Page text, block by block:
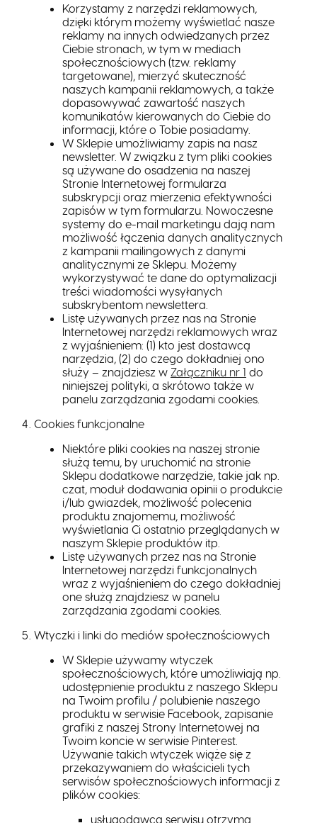
Korzystamy z narzędzi reklamowych,
dzięki którym możemy wyświetlać nasze
reklamy na innych odwiedzanych przez
Ciebie stronach, w tym w mediach
społecznościowych (tzw. reklamy
targetowane), mierzyć skuteczność
naszych kampanii reklamowych, a także
dopasowywać zawartość naszych
komunikatów kierowanych do Ciebie do
informacji, które o Tobie posiadamy.
W Sklepie umożliwiamy zapis na nasz
newsletter. W związku z tym pliki cookies
są używane do osadzenia na naszej
Stronie Internetowej formularza
subskrypcji oraz mierzenia efektywności
zapisów w tym formularzu. Nowoczesne
systemy do e-mail marketingu dają nam
możliwość łączenia danych analitycznych
z kampanii mailingowych z danymi
analitycznymi ze Sklepu. Możemy
wykorzystywać te dane do optymalizacji
treści wiadomości wysyłanych
subskrybentom newslettera.
Listę używanych przez nas na Stronie
Internetowej narzędzi reklamowych wraz
z wyjaśnieniem: (1) kto jest dostawcą
narzędzia, (2) do czego dokładniej ono
służy – znajdziesz w Załączniku nr 1 do
niniejszej polityki, a skrótowo także w
panelu zarządzania zgodami cookies.
Cookies funkcjonalne
Niektóre pliki cookies na naszej stronie
służą temu, by uruchomić na stronie
Sklepu dodatkowe narzędzie, takie jak np.
czat, moduł dodawania opinii o produkcie
i/lub gwiazdek, możliwość polecenia
produktu znajomemu, możliwość
wyświetlania Ci ostatnio przeglądanych w
naszym Sklepie produktów itp.
Listę używanych przez nas na Stronie
Internetowej narzędzi funkcjonalnych
wraz z wyjaśnieniem do czego dokładniej
one służą znajdziesz w panelu
zarządzania zgodami cookies.
Wtyczki i linki do mediów społecznościowych
W Sklepie używamy wtyczek
społecznościowych, które umożliwiają np.
udostępnienie produktu z naszego Sklepu
na Twoim profilu / polubienie naszego
produktu w serwisie Facebook, zapisanie
grafiki z naszej Strony Internetowej na
Twoim koncie w serwisie Pinterest.
Używanie takich wtyczek wiąże się z
przekazywaniem do właścicieli tych
serwisów społecznościowych informacji z
plików cookies:
usługodawca serwisu otrzyma